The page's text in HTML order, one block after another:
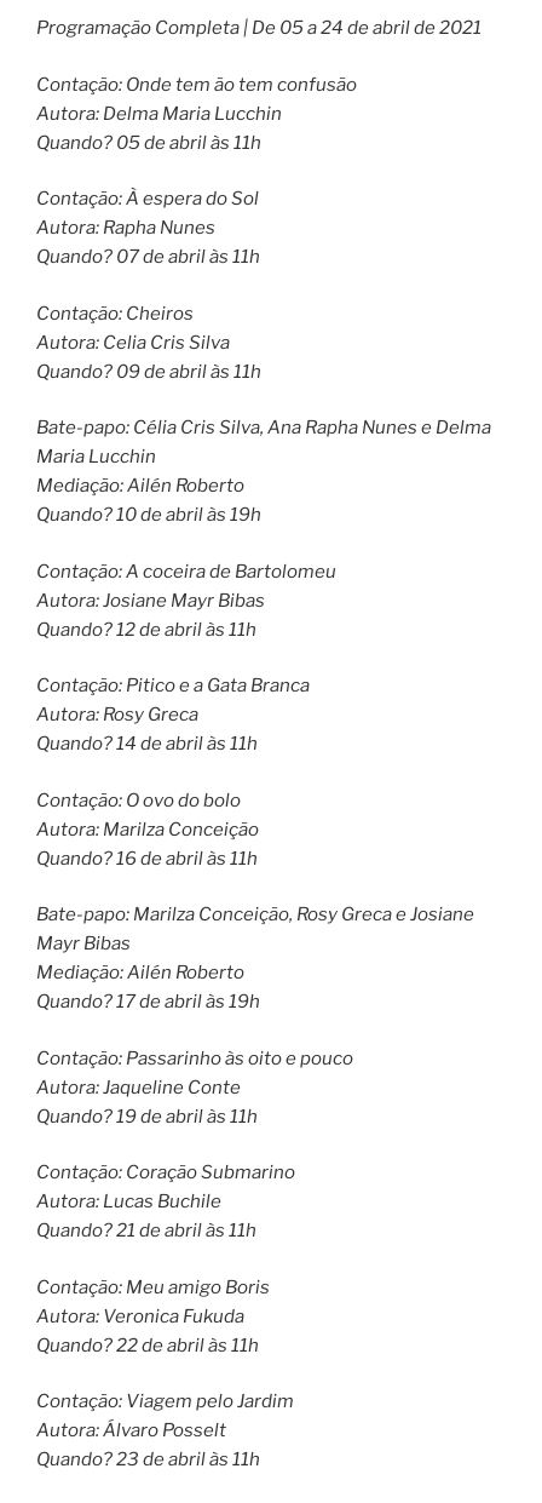
Programação Completa | De 05 a 24 de abril de 2021
Contação: Onde tem ão tem confusão
Autora: Delma Maria Lucchin
Quando? 05 de abril às 11h
Contação: À espera do Sol
Autora: Rapha Nunes
Quando? 07 de abril às 11h
Contação: Cheiros
Autora: Celia Cris Silva
Quando? 09 de abril às 11h
Bate-papo: Célia Cris Silva, Ana Rapha Nunes e Delma
Maria Lucchin
Mediação: Ailén Roberto
Quando? 10 de abril às 19h
Contação: A coceira de Bartolomeu
Autora: Josiane Mayr Bibas
Quando? 12 de abril às 11h
Contação: Pitico e a Gata Branca
Autora: Rosy Greca
Quando? 14 de abril às 11h
Contação: O ovo do bolo
Autora: Marilza Conceição
Quando? 16 de abril às 11h
Bate-papo: Marilza Conceição, Rosy Greca e Josiane
Mayr Bibas
Mediação: Ailén Roberto
Quando? 17 de abril às 19h
Contação: Passarinho às oito e pouco
Autora: Jaqueline Conte
Quando? 19 de abril às 11h
Contação: Coração Submarino
Autora: Lucas Buchile
Quando? 21 de abril às 11h
Contação: Meu amigo Boris
Autora: Veronica Fukuda
Quando? 22 de abril às 11h
Contação: Viagem pelo Jardim
Autora: Álvaro Posselt
Quando? 23 de abril às 11h